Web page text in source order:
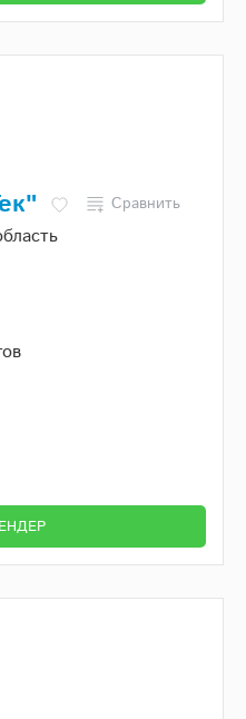
Сравнить